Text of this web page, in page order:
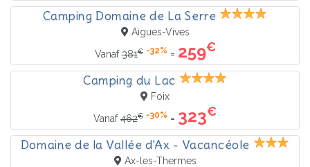
Camping Domaine de La Serre
Aigues-Vives
Vanaf381€ -32% = 259€
Camping du Lac
Foix
Vanaf462€ -30% = 323€
Domaine de la Vallée d'Ax - Vacancéole
Ax-les-Thermes